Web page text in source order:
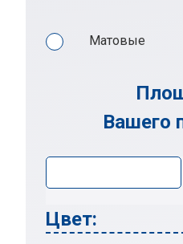
Матовые
Вашего
Цвет: